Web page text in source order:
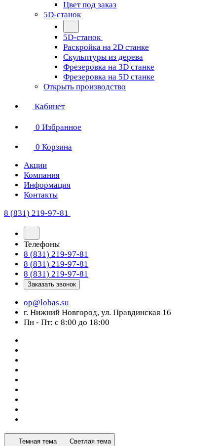
Цвет под заказ
5D-станок
5D-станок
Раскройка на 2D станке
Скульптуры из дерева
Фрезеровка на 3D станке
Фрезеровка на 5D станке
Открыть производство
Кабинет
0 Избранное
0 Корзина
Акции
Компания
Информация
Контакты
8 (831) 219-97-81
Телефоны
8 (831) 219-97-81
8 (831) 219-97-81
8 (831) 219-97-81
Заказать звонок
op@lobas.su
г. Нижний Новгород, ул. Правдинская 16
Пн - Пт: с 8:00 до 18:00
Темная тема Светлая тема